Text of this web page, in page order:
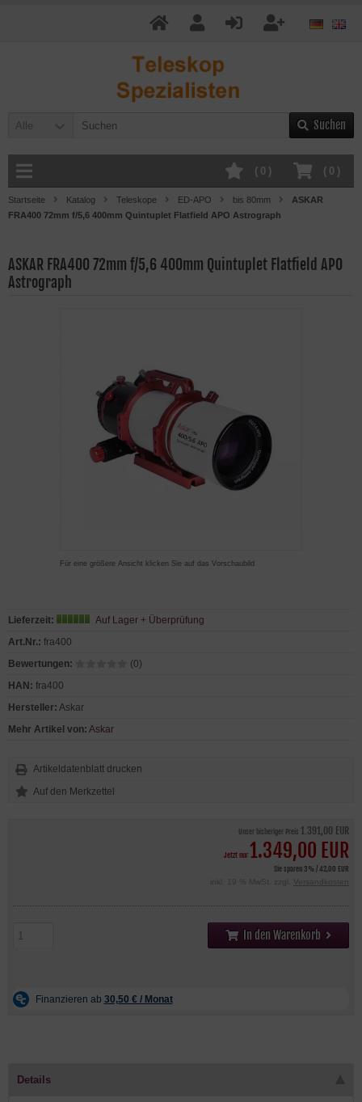
Alle Suchen
( 0 )
( 0 )
Startseite Katalog Teleskope ED-APO bis 80mm
ASKAR
FRA400 72mm f/5,6 400mm Quintuplet Flatfield APO Astrograph
ASKAR FRA400 72mm f/5,6 400mm Quintuplet Flatfield APO
Astrograph
Für eine größere Ansicht klicken Sie auf das Vorschaubild
Unser bisheriger Preis 1.391,00 EUR
Jetzt nur1.349,00 EUR
Sie sparen 3% / 42,00 EUR
inkl. 19 % MwSt. zzgl.
Versandkosten
In den Warenkorb
Lieferzeit:
Auf Lager + Überprüfung
Art.Nr.: fra400
Bewertungen:
(0)
HAN: fra400
Hersteller: Askar
Mehr Artikel von: Askar
Artikeldatenblatt drucken
Details